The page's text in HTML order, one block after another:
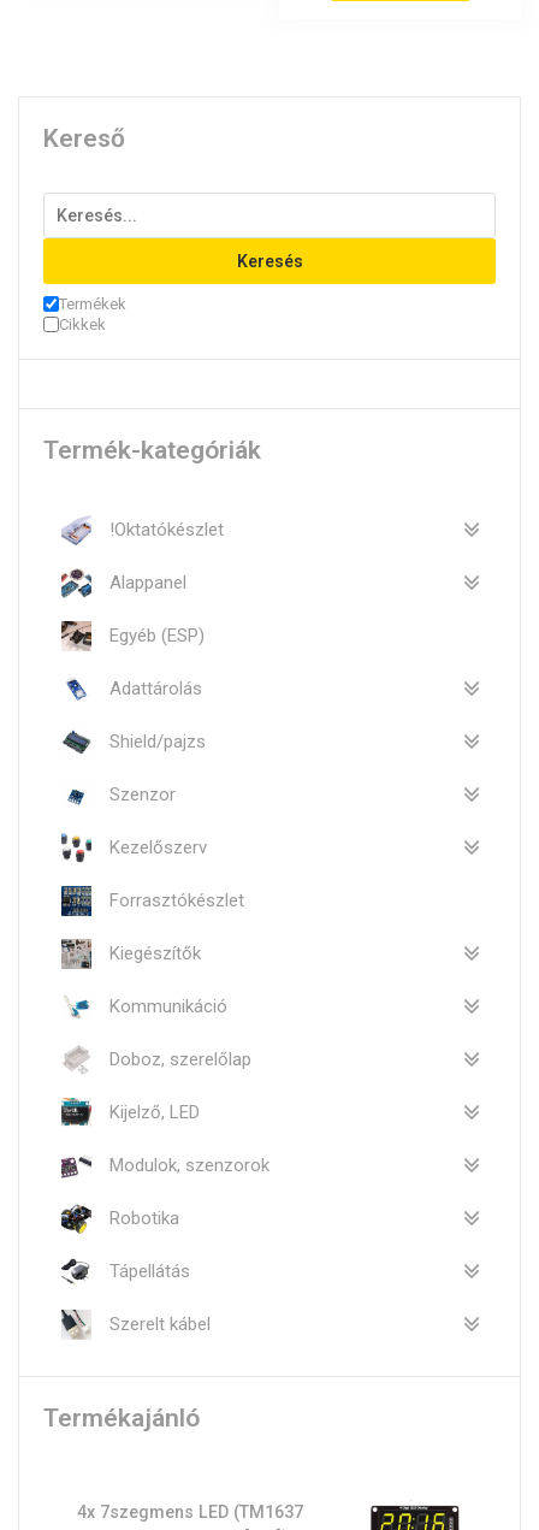
Kereső
Keresés
Termékek
Cikkek
Termék-kategóriák
!Oktatókészlet
Alappanel
Egyéb (ESP)
Adattárolás
Shield/pajzs
Szenzor
Kezelőszerv
Forrasztókészlet
Kiegészítők
Kommunikáció
Doboz, szerelőlap
Kijelző, LED
Modulok, szenzorok
Robotika
Tápellátás
Szerelt kábel
Termékajánló
4x 7szegmens LED (TM1637